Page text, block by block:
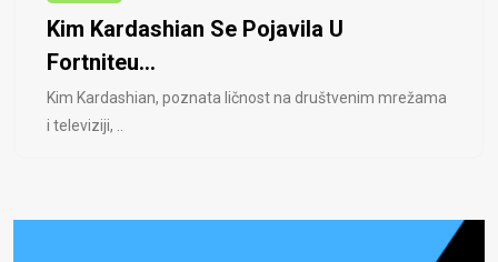
Kim Kardashian Se Pojavila U
Fortniteu...
Kim Kardashian, poznata ličnost na društvenim mrežama
i televiziji, ..